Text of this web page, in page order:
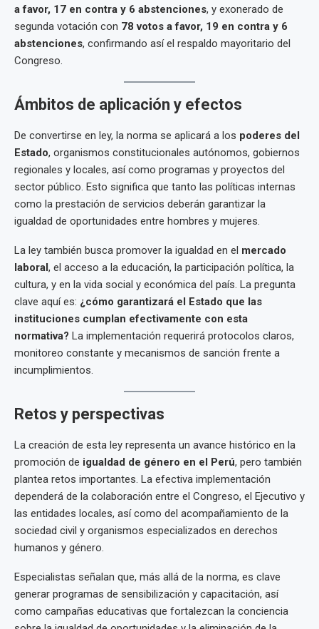
a favor, 17 en contra y 6 abstenciones, y exonerado de
segunda votación con 78 votos a favor, 19 en contra y 6
abstenciones, confirmando así el respaldo mayoritario del
Congreso.
Ámbitos de aplicación y efectos
De convertirse en ley, la norma se aplicará a los poderes del
Estado, organismos constitucionales autónomos, gobiernos
regionales y locales, así como programas y proyectos del
sector público. Esto significa que tanto las políticas internas
como la prestación de servicios deberán garantizar la
igualdad de oportunidades entre hombres y mujeres.
La ley también busca promover la igualdad en el mercado
laboral, el acceso a la educación, la participación política, la
cultura, y en la vida social y económica del país. La pregunta
clave aquí es: ¿cómo garantizará el Estado que las
instituciones cumplan efectivamente con esta
normativa? La implementación requerirá protocolos claros,
monitoreo constante y mecanismos de sanción frente a
incumplimientos.
Retos y perspectivas
La creación de esta ley representa un avance histórico en la
promoción de igualdad de género en el Perú, pero también
plantea retos importantes. La efectiva implementación
dependerá de la colaboración entre el Congreso, el Ejecutivo y
las entidades locales, así como del acompañamiento de la
sociedad civil y organismos especializados en derechos
humanos y género.
Especialistas señalan que, más allá de la norma, es clave
generar programas de sensibilización y capacitación, así
como campañas educativas que fortalezcan la conciencia